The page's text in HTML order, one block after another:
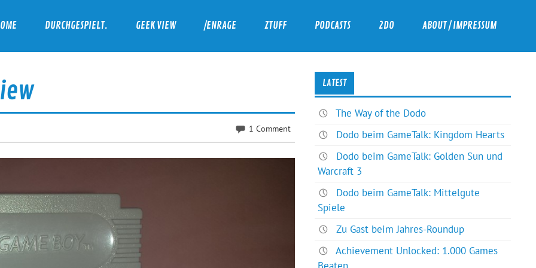
DURCHGESPIELT. GEEK VIEW /ENRAGE ZTUFF PODCASTS 2DO ABOUT / IMPRESSUM
1 Comment
LATEST
The Way of the Dodo
Dodo beim GameTalk: Kingdom Hearts
Dodo beim GameTalk: Golden Sun und
Warcraft 3
Dodo beim GameTalk: Mittelgute
Spiele
Zu Gast beim Jahres-Roundup
Achievement Unlocked: 1.000 Games